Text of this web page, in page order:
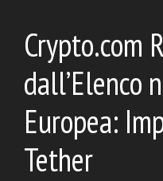
Crypto.com
dall’Elenco
Europea:
Tether